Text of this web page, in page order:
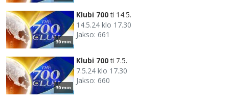
30 min
Klubi 700 ti 14.5.
14.5.24 klo 17.30
Jakso: 661
30 min
Klubi 700 ti 7.5.
7.5.24 klo 17.30
Jakso: 660